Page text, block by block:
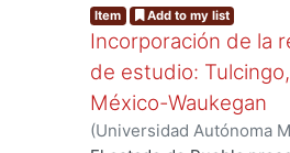
mundial. En este
y la ciencia, tienen un
que mueve al sistema
de plantear las líneas
Item Add to my list
Incorporación de la
de estudio:
México-Waukegan
(Universidad Autónoma